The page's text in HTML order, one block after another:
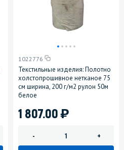
1022776
Текстильные изделия: Полотно
холстопрошивное нетканое 75
см ширина, 200 г/м2 рулон 50м
белое
1 807.00)
- +